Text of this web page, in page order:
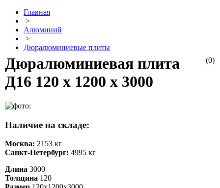
Главная
>
Алюминий
>
Дюралюминиевые плиты
(0)
Дюралюминиевая плита
Д16 120 х 1200 х 3000
Наличие на складе:
Москва: 2153 кг
Санкт-Петербург: 4995 кг
Длина 3000
Толщина 120